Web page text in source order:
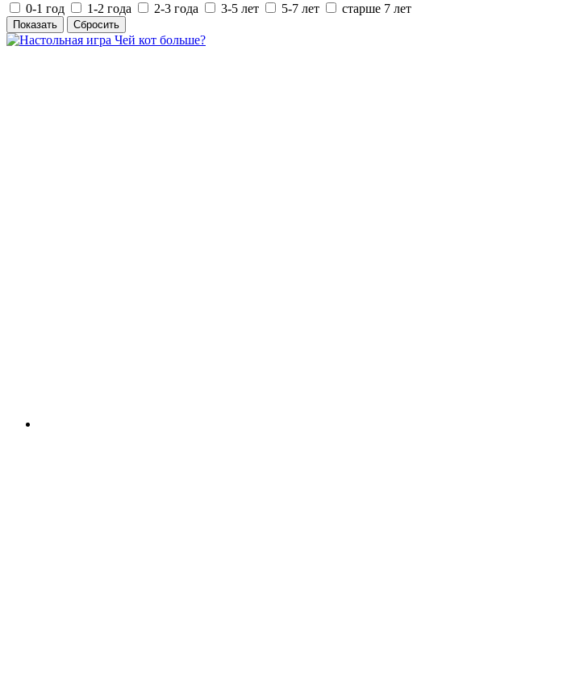
0-1 год
1-2 года 2-3 года 3-5 лет 5-7 лет старше 7 лет